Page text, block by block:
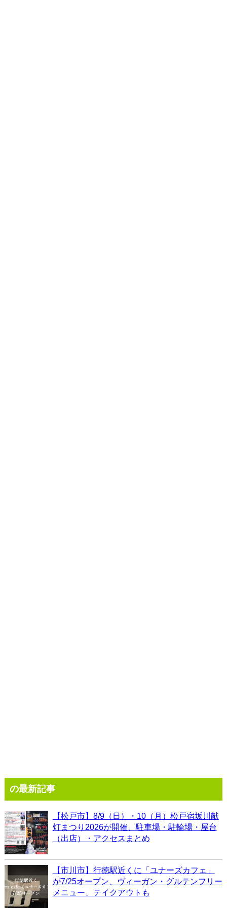
の最新記事
【松戸市】8/9（日）・10（月）松戸宿坂川献
灯まつり2026が開催、駐車場・駐輪場・屋台
（出店）・アクセスまとめ
【市川市】行徳駅近くに「ユナーズカフェ」
が7/25オープン、ヴィーガン・グルテンフリー
メニュー、テイクアウトも